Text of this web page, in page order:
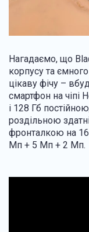
Нагадаємо, що
корпусу та
цікаву фічу –
смартфон на чіпі
і 128 Гб
роздільною
фронталкою на
Мп + 5 Мп + 2 Мп.